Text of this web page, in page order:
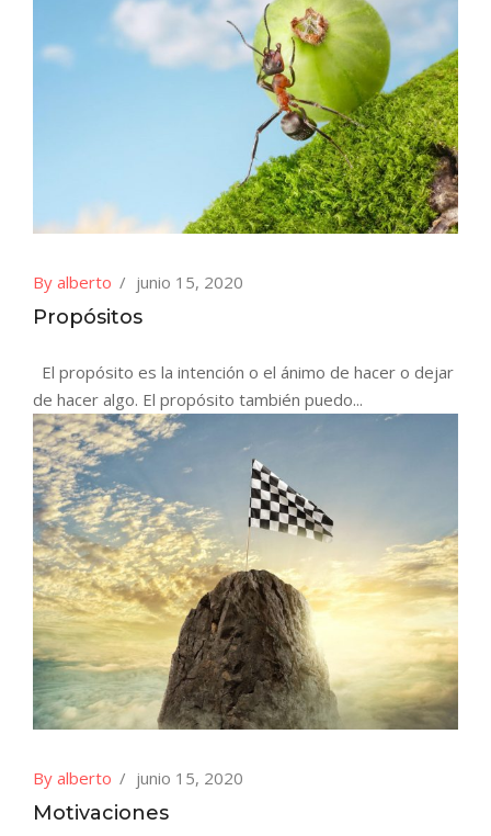
By alberto junio 15, 2020
Propósitos
El propósito es la intención o el ánimo de hacer o dejar
de hacer algo. El propósito también puedo...
By alberto junio 15, 2020
Motivaciones